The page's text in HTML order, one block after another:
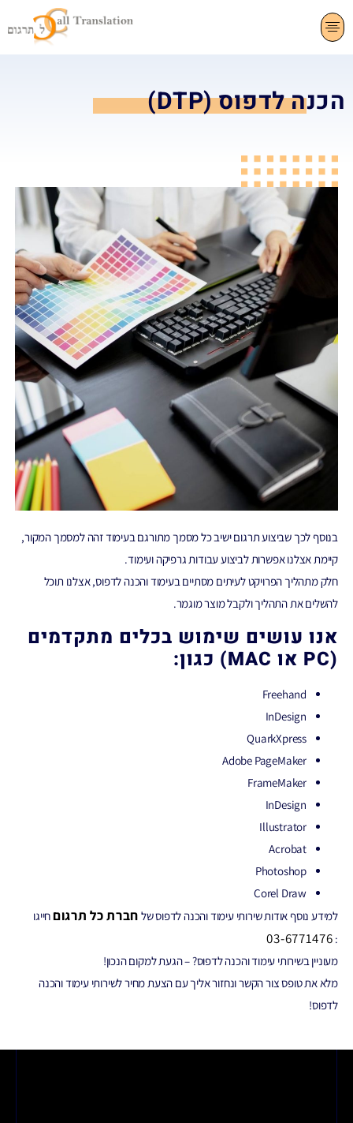
הכנה לדפוס (DTP)
בנוסף לכך שביצוע תרגום ישיב כל מסמך מתורגם בעימוד זהה למסמך המקור,
קיימת אצלנו אפשרות לביצוע עבודות גרפיקה ועימוד.
חלק מתהליך הפרויקט לעיתים מסתיים בעימוד והכנה לדפוס, אצלנו תוכל
להשלים את התהליך ולקבל מוצר מוגמר.
אנו עושים שימוש בכלים מתקדמים
(PC או MAC) כגון:
Freehand
InDesign
QuarkXpress
Adobe PageMaker
FrameMaker
InDesign
Illustrator
Acrobat
Photoshop
Corel Draw
למידע נוסף אודות שירותי עימוד והכנה לדפוס של חברת כל תרגוםחייגו
:
03-6771476
מעוניין בשירותי עימוד והכנה לדפוס? – הגעת למקום הנכון!
מלא את טופס צור הקשר ונחזור אליך עם הצעת מחיר לשירותי עימוד והכנה
לדפוס!